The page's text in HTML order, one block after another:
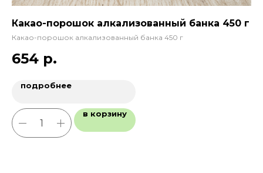
Какао-порошок алкализованный банка 450 г
Какао-порошок алкализованный банка 450 г
654 р.
подробнее
в корзину